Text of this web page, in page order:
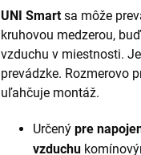
UNI Smartsa môže
kruhovou medzerou,
vzduchu v miestnosti.
prevádzke. Rozmerovo
uľahčuje montáž.
Určený pre
vzduchu